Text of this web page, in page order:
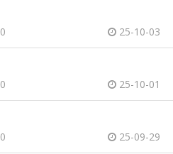
0 25-10-03
0 25-10-01
0 25-09-29